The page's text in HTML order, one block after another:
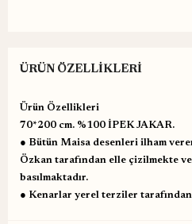
ÜRÜN ÖZELLIKLERI
Ürün Özellikleri
70*200 cm. %100 İPEK JAKAR.
● Bütün Maisa desenleri ilham
Özkan tarafından elle çizilmekte
basılmaktadır.
● Kenarlar yerel terziler tarafından